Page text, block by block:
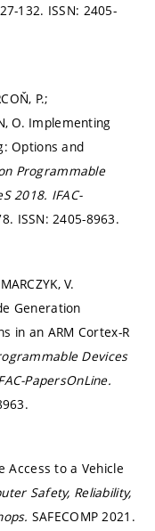
132. ISSN: 2405-
P.;
O. Implementing
Options and
Programmable
2018. IFAC-
ISSN: 2405-8963.
V.
Generation
in an ARM Cortex-R
Devices
PapersOnLine.
Access to a Vehicle
Safety, Reliability,
SAFECOMP 2021.